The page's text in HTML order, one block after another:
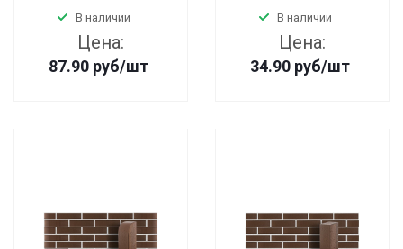
В наличии
Цена:
87.90 руб/шт
В наличии
Цена:
34.90 руб/шт